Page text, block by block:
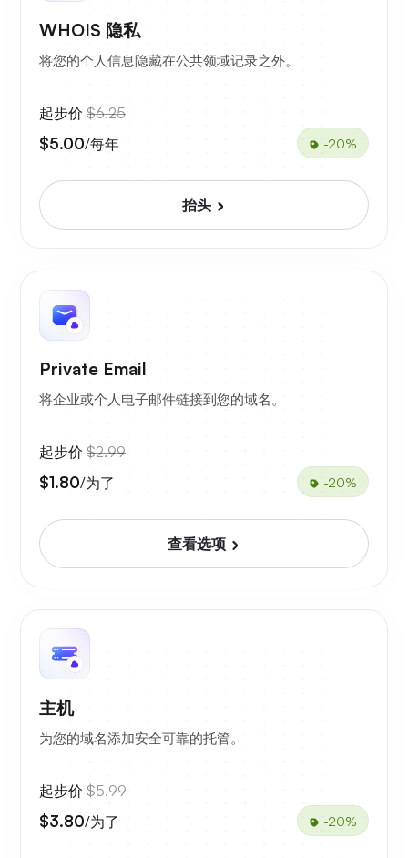
WHOIS 隐私
将您的个人信息隐藏在公共领域记录之外。
起步价 $6.25
$5.00/每年 -20%
抬头
Private Email
将企业或个人电子邮件链接到您的域名。
起步价 $2.99
$1.80/为了 -20%
查看选项
主机
为您的域名添加安全可靠的托管。
起步价 $5.99
$3.80/为了 -20%